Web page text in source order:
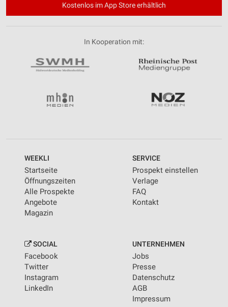
Kostenlos im App Store erhältlich
In Kooperation mit:
WEEKLI
Startseite
Öffnungszeiten
Alle Prospekte
Angebote
Magazin
SERVICE
Prospekt einstellen
Verlage
FAQ
Kontakt
SOCIAL
Facebook
Twitter
Instagram
LinkedIn
UNTERNEHMEN
Jobs
Presse
Datenschutz
AGB
Impressum